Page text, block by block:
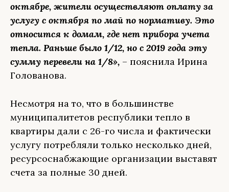
октябре, жители осуществляют оплату за
услугу с октября по май по нормативу. Это
относится к домам, где нет прибора учета
тепла. Раньше было 1/12, но с 2019 года эту
сумму перевели на 1/8», – пояснила Ирина
Голованова.
Несмотря на то, что в большинстве
муниципалитетов республики тепло в
квартиры дали с 26-го числа и фактически
услугу потребляли только несколько дней,
ресурсоснабжающие организации выставят
счета за полные 30 дней.